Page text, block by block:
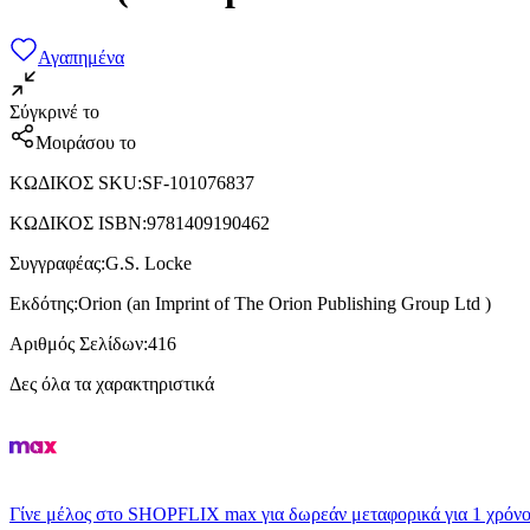
Αγαπημένα
Σύγκρινέ το
Μοιράσου το
ΚΩΔΙΚΟΣ SKU:SF-101076837
ΚΩΔΙΚΟΣ ISBN:9781409190462
Συγγραφέας:G.S. Locke
Εκδότης:Orion (an Imprint of The Orion Publishing Group Ltd )
Αριθμός Σελίδων:416
Δες όλα τα χαρακτηριστικά
Γίνε μέλος στο SHOPFLIX max για δωρεάν μεταφορικά για 1